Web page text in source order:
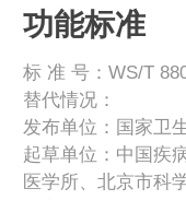
功能标准
标 准 号：WS/T
替代情况：
发布单位：国家卫
起草单位：中国疾
医学所、北京市科